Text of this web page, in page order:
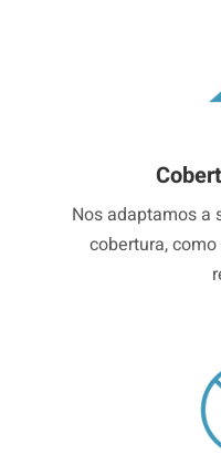
Nos adaptamos a
cobertura,